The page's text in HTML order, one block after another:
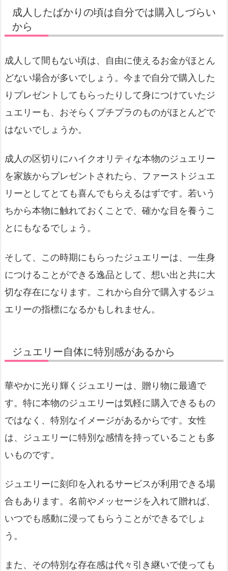
成人したばかりの頃は自分では購入しづらい
から
成人して間もない頃は、自由に使えるお金がほとん
どない場合が多いでしょう。今まで自分で購入した
りプレゼントしてもらったりして身につけていたジ
ュエリーも、おそらくプチプラのものがほとんどで
はないでしょうか。
成人の区切りにハイクオリティな本物のジュエリー
を家族からプレゼントされたら、ファーストジュエ
リーとしてとても喜んでもらえるはずです。若いう
ちから本物に触れておくことで、確かな目を養うこ
とにもなるでしょう。
そして、この時期にもらったジュエリーは、一生身
につけることができる逸品として、想い出と共に大
切な存在になります。これから自分で購入するジュ
エリーの指標になるかもしれません。
ジュエリー自体に特別感があるから
華やかに光り輝くジュエリーは、贈り物に最適で
す。特に本物のジュエリーは気軽に購入できるもの
ではなく、特別なイメージがあるからです。女性
は、ジュエリーに特別な感情を持っていることも多
いものです。
ジュエリーに刻印を入れるサービスが利用できる場
合もあります。名前やメッセージを入れて贈れば、
いつでも感動に浸ってもらうことができるでしょ
う。
また、その特別な存在感は代々引き継いで使っても